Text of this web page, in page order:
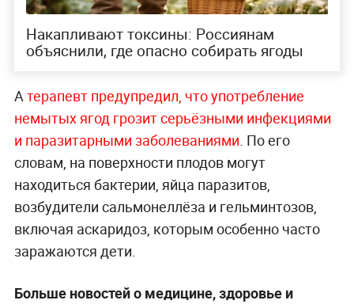
Накапливают токсины: Россиянам
объяснили, где опасно собирать ягоды
Атерапевт предупредил, что употребление
немытых ягод грозит серьёзными инфекциями
и паразитарными заболеваниями. По его
словам, на поверхности плодов могут
находиться бактерии, яйца паразитов,
возбудители сальмонеллёза и гельминтозов,
включая аскаридоз, которым особенно часто
заражаются дети.
Больше новостей о медицине, здоровье и